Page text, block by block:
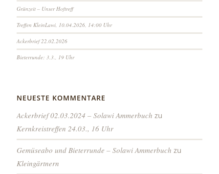
Grünzeit – Unser Hoftreff
Treffen KleinLawi, 10.04.2026, 14:00 Uhr
Ackerbrief 22.02.2026
Bieterrunde: 3.3., 19 Uhr
NEUESTE KOMMENTARE
Ackerbrief 02.03.2024 – Solawi Ammerbuch zu
Kernkreistreffen 24.03., 16 Uhr
Gemüseabo und Bieterrunde – Solawi Ammerbuch zu
Kleingärtnern